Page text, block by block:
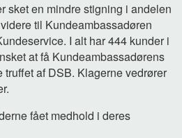
sket en mindre stigning i andelen
til Kundeambassadøren
I alt har 444 kunder i
at få Kundeambassadørens
af DSB. Klagerne vedrører
fået medhold i deres